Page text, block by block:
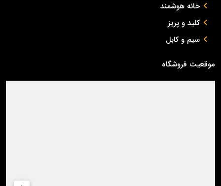
خانه هوشمند
کلید و پریز
سیم و کابل
موقعیت فروشگاه